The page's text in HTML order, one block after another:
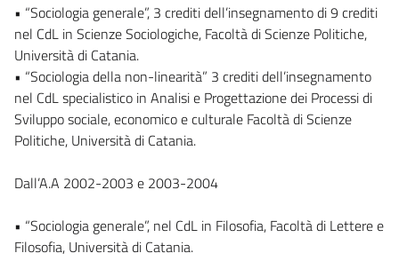
• “Sociologia generale”, 3 crediti dell’insegnamento di 9 crediti
nel CdL in Scienze Sociologiche, Facoltà di Scienze Politiche,
Università di Catania.
• “Sociologia della non-linearità” 3 crediti dell’insegnamento
nel CdL specialistico in Analisi e Progettazione dei Processi di
Sviluppo sociale, economico e culturale Facoltà di Scienze
Politiche, Università di Catania.
Dall’A.A 2002-2003 e 2003-2004
• “Sociologia generale”, nel CdL in Filosofia, Facoltà di Lettere e
Filosofia, Università di Catania.